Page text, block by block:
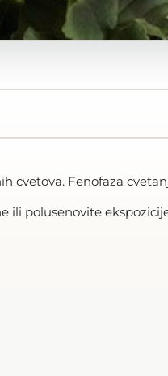
cvetova. Fenofaza
ili polusenovite